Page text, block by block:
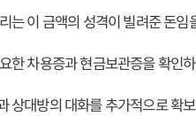
는 이 금액의 성격이 빌려준 돈임
한 차용증과 현금보관증을 확인
상대방의 대화를 추가적으로 확